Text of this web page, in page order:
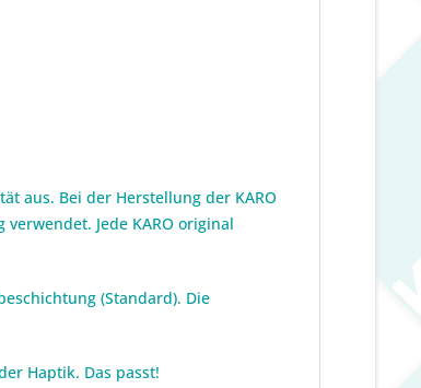
aus. Bei der Herstellung der KARO
Jede KARO original
(Standard). Die
Haptik. Das passt!